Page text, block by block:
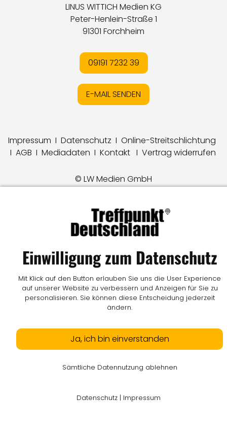
LINUS WITTICH Medien KG
Peter-Henlein-Straße 1
91301 Forchheim
09191 7232 39
E-MAIL SENDEN
Impressum I Datenschutz I Online-Streitschlichtung
I AGB I Mediadaten I Kontakt I Vertrag widerrufen
© LW Medien GmbH
Einwilligung zum Datenschutz
Mit Klick auf den Button erlauben Sie uns die User Experience
auf unserer Website zu verbessern und Anzeigen für Sie zu
personalisieren. Sie können diese Entscheidung jederzeit
ändern.
Ja, ich bin einverstanden
Sämtliche Datennutzung ablehnen
Datenschutz | Impressum